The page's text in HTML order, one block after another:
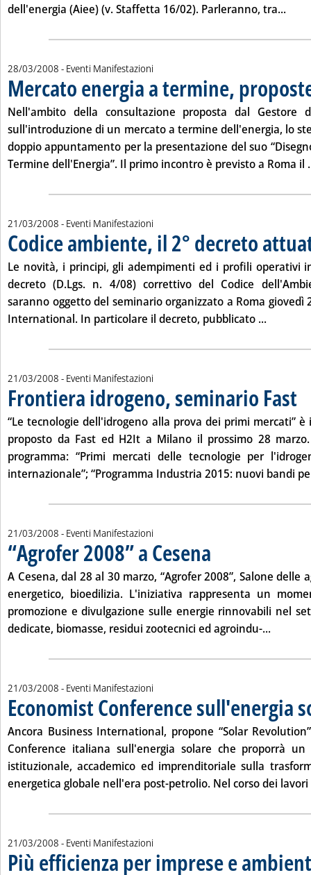
dell'energia (Aiee) (v. Staffetta 16/02). Parleranno, tra...
28/03/2008 - Eventi Manifestazioni
Mercato energia a termine,
Nell'ambito della consultazione proposta dal Gestore
sull'introduzione di un mercato a termine dell'energia, lo
doppio appuntamento per la presentazione del suo
Termine dell'Energia”. Il primo incontro è previsto a Roma il
21/03/2008 - Eventi Manifestazioni
Codice ambiente, il 2° decreto
Le novità, i principi, gli adempimenti ed i profili operativi
decreto (D.Lgs. n. 4/08) correttivo del Codice
saranno oggetto del seminario organizzato a Roma giovedì
International. In particolare il decreto, pubblicato ...Leggi
21/03/2008 - Eventi Manifestazioni
Frontiera idrogeno, seminario Fast
“Le tecnologie dell'idrogeno alla prova dei primi mercati”
proposto da Fast ed H2It a Milano il prossimo 28 marzo
programma: “Primi mercati delle tecnologie per
internazionale”; “Programma Industria 2015: nuovi bandi
21/03/2008 - Eventi Manifestazioni
“Agrofer 2008” a Cesena
A Cesena, dal 28 al 30 marzo, “Agrofer 2008”, Salone delle
energetico, bioedilizia. L'iniziativa rappresenta un
promozione e divulgazione sulle energie rinnovabili nel
dedicate, biomasse, residui zootecnici ed agroindu-...Leggi
21/03/2008 - Eventi Manifestazioni
Economist Conference sull'energia
Ancora Business International, propone “Solar
Conference italiana sull'energia solare che proporrà
istituzionale, accademico ed imprenditoriale sulla
energetica globale nell'era post-petrolio. Nel corso dei lavori
21/03/2008 - Eventi Manifestazioni
Più efficienza per imprese e